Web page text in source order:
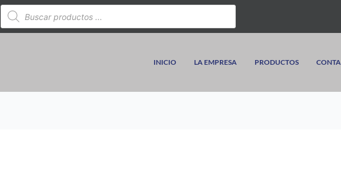
Búsqueda
de
productos
INICIO LA EMPRESA PRODUCTOS